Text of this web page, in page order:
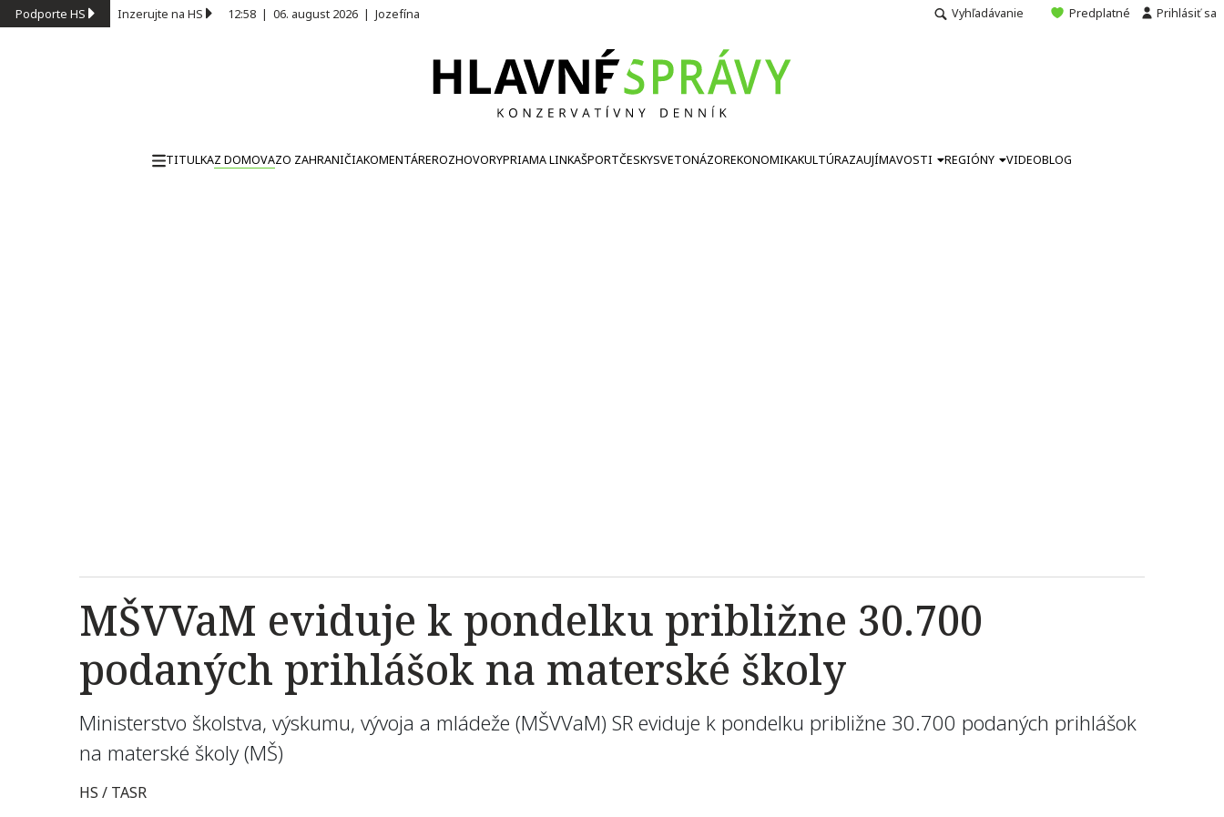
Podporte HS Inzerujte na HS 12:58 | 06. august 2026 | Jozefína Vyhľadávanie Predplatné Prihlásiť sa
TITULKAZ DOMOVAZO ZAHRANIČIAKOMENTÁREROZHOVORYPRIAMA LINKAŠPORTČESKYSVETONÁZOREKONOMIKAKULTÚRAZAUJÍMAVOSTI REGIÓNY VIDEOBLOG
MŠVVaM eviduje k pondelku približne 30.700
podaných prihlášok na materské školy
Ministerstvo školstva, výskumu, vývoja a mládeže (MŠVVaM) SR eviduje k pondelku približne 30.700 podaných prihlášok
na materské školy (MŠ)
HS / TASR